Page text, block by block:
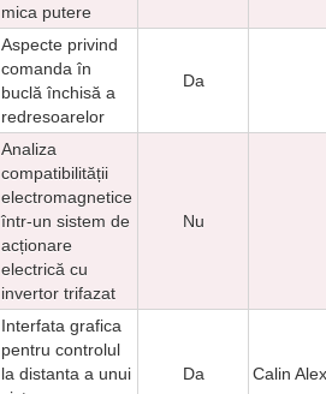
mica putere
Aspecte privind
comanda în
buclă închisă a
redresoarelor
Da
Analiza
compatibilității
electromagnetice
într-un sistem de
acționare
electrică cu
invertor trifazat
Nu
Interfata grafica
pentru controlul
la distanta a unui
Da Calin